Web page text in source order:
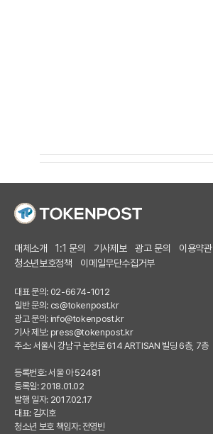
매체소개 1:1 문의 기사제보 광고 문의 이용약관
청소년보호정책
이메일무단수집거부
대표 문의: 02-6674-1012
일반 문의: cs@tokenpost.kr
광고 문의: info@tokenpost.kr
기사 제보: press@tokenpost.kr
주소: 서울시 강남구 논현로 614 ARTISAN 빌딩 6층, 7층
등록번호: 서울 아 52481
등록일: 2018.01.02
발행 일자: 2017.02.17
대표: 김지호
청소년 보호 책임자: 전영빈